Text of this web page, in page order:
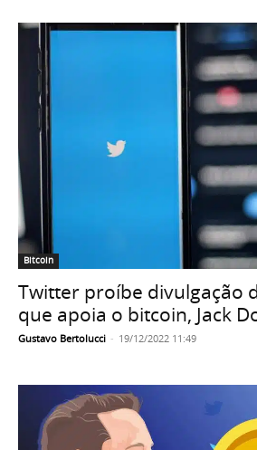
Bitcoin
Twitter proíbe divulgação
que apoia o bitcoin, Jack
Gustavo Bertolucci - 19/12/2022 11:49